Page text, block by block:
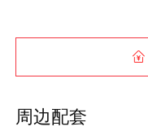

周边配套